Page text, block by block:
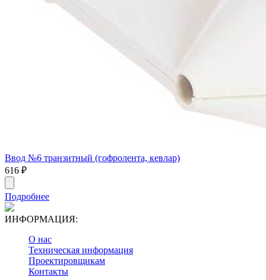
Ввод №6 транзитный (гофролента, кевлар)
616 ₽
Подробнее
ИНФОРМАЦИЯ:
О нас
Техническая информация
Проектировщикам
Контакты